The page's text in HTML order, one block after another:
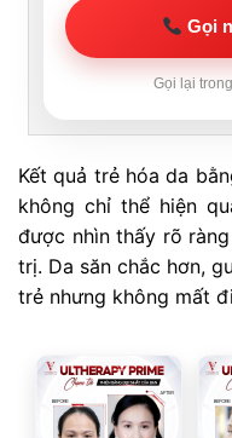
Gọi
Gọi lại
Kết quả trẻ hóa da
không chỉ thể hiện
được nhìn thấy rõ
trị. Da săn chắc hơn,
trẻ nhưng không mất